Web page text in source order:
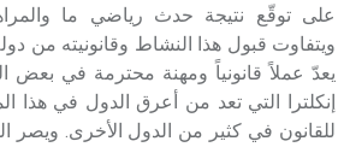
على توقّع نتيجة حدث رياضي ما
ويتفاوت قبول هذا النشاط وقانونيته من
يعدّ عملاً قانونياً ومهنة محترمة في بعض
إنكلترا التي تعد من أعرق الدول في هذا
للقانون في كثير من الدول الأخرى. ويصر